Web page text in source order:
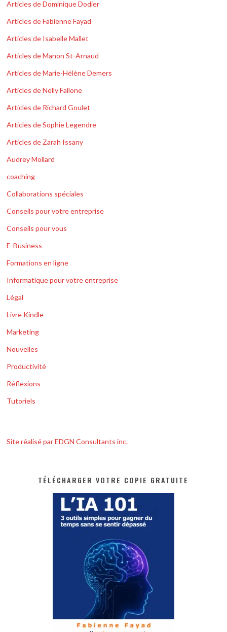
Articles de Dominique Dodier
Articles de Fabienne Fayad
Articles de Isabelle Mallet
Articles de Manon St-Arnaud
Articles de Marie-Hélène Demers
Articles de Nelly Fallone
Articles de Richard Goulet
Articles de Sophie Legendre
Articles de Zarah Issany
Audrey Mollard
coaching
Collaborations spéciales
Conseils pour votre entreprise
Conseils pour vous
E-Business
Formations en ligne
Informatique pour votre entreprise
Légal
Livre Kindle
Marketing
Nouvelles
Productivité
Réflexions
Tutoriels
Site réalisé par EDGN Consultants inc.
TÉLÉCHARGER VOTRE COPIE GRATUITE